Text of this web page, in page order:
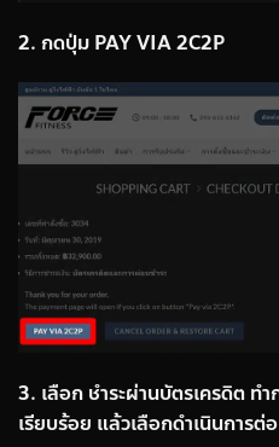
2. กดปุ่ม PAY VIA 2C2P
3. เลือก ชำระผ่านบัตรเครดิต ท
เรียบร้อย แล้วเลือกดำเนินการต่อ